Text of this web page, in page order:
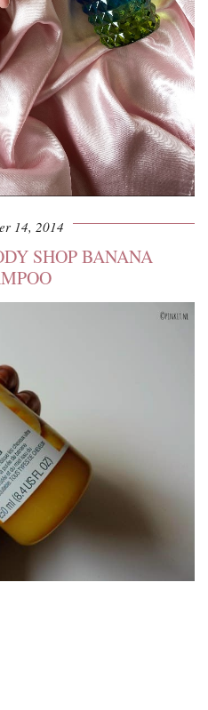
14, 2014
SHOP BANANA